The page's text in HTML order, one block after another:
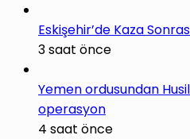
Eskişehir’de Kaza
3 saat önce
Yemen ordusundan
operasyon
4 saat önce